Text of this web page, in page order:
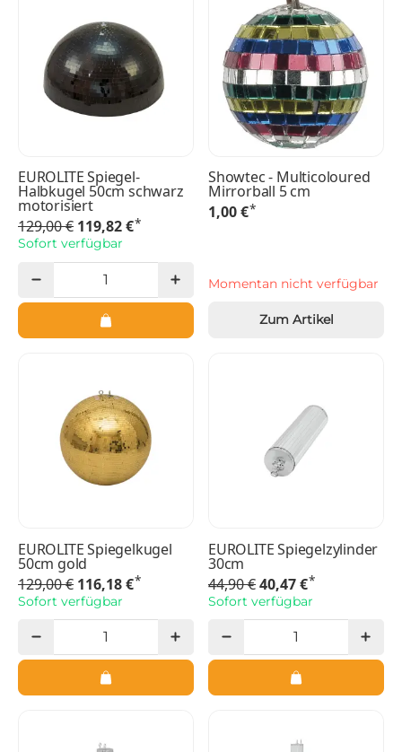
EUROLITE Spiegel-
Halbkugel 50cm schwarz
motorisiert
129,00 € 119,82 €*
Sofort verfügbar
Showtec - Multicoloured
Mirrorball 5 cm
1,00 €*
Momentan nicht verfügbar
Zum Artikel
EUROLITE Spiegelkugel
50cm gold
129,00 € 116,18 €*
Sofort verfügbar
EUROLITE Spiegelzylinder
30cm
44,90 €40,47 €*
Sofort verfügbar